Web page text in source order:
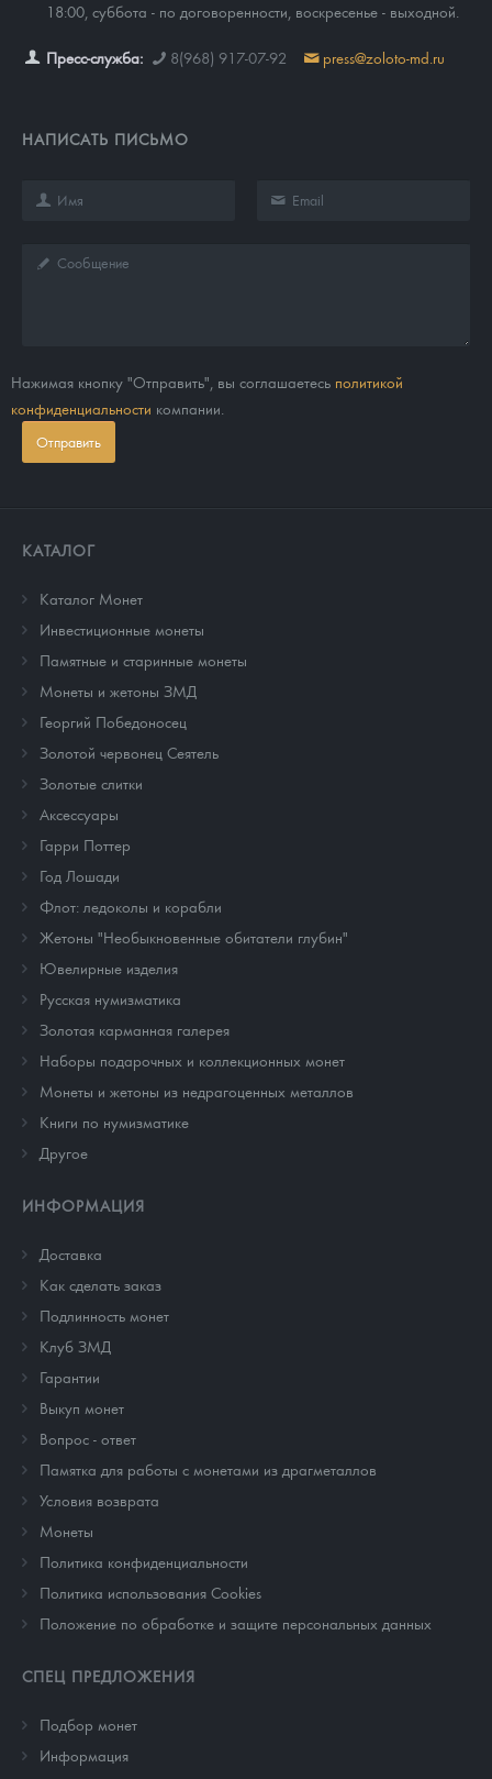
18:00, суббота - по договоренности, воскресенье - выходной.
Пресс-служба: 8(968) 917-07-92 press@zoloto-md.ru
НАПИСАТЬ ПИСЬМО
Нажимая кнопку "Отправить", вы соглашаетесь политикой
конфиденциальности компании.
Отправить
КАТАЛОГ
Каталог Монет
Инвестиционные монеты
Памятные и старинные монеты
Монеты и жетоны ЗМД
Георгий Победоносец
Золотой червонец Сеятель
Золотые слитки
Аксессуары
Гарри Поттер
Год Лошади
Флот: ледоколы и корабли
Жетоны "Необыкновенные обитатели глубин"
Ювелирные изделия
Русская нумизматика
Золотая карманная галерея
Наборы подарочных и коллекционных монет
Монеты и жетоны из недрагоценных металлов
Книги по нумизматике
Другое
ИНФОРМАЦИЯ
Доставка
Как сделать заказ
Подлинность монет
Клуб ЗМД
Гарантии
Выкуп монет
Вопрос - ответ
Памятка для работы с монетами из драгметаллов
Условия возврата
Монеты
Политика конфиденциальности
Политика использования Cookies
Положение по обработке и защите персональных данных
СПЕЦ ПРЕДЛОЖЕНИЯ
Подбор монет
Информация